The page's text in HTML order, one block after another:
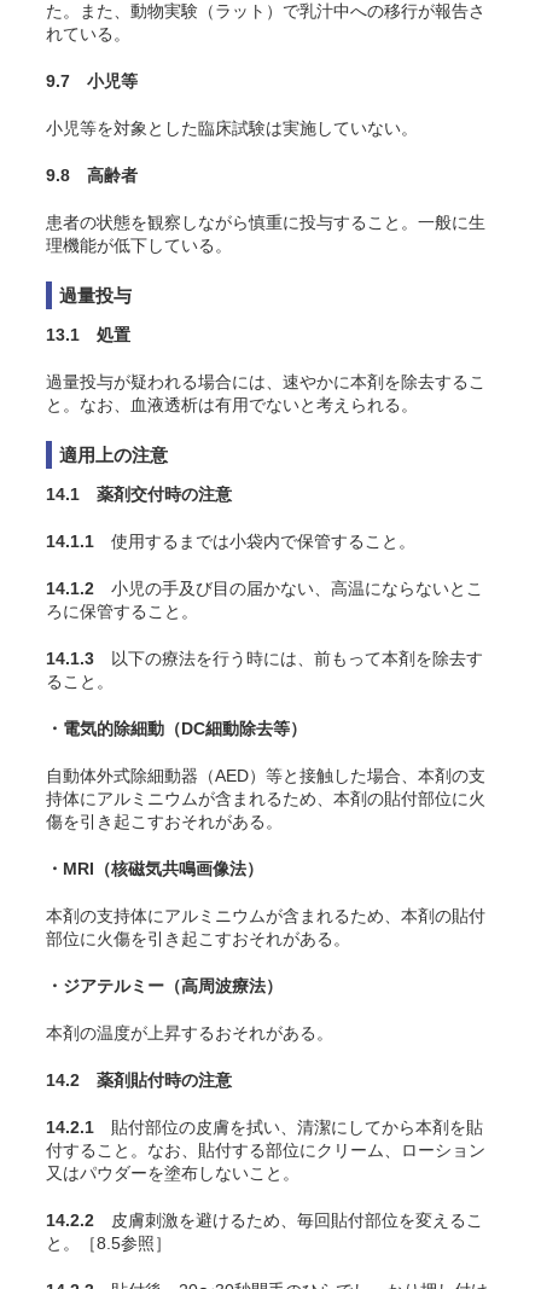
た 。また、動物実験（ラット）で乳汁中への移行が報告さ
れている 。
9.7 小児等
小児等を対象とした臨床試験は実施していない。
9.8 高齢者
患者の状態を観察しながら慎重に投与すること。一般に生
理機能が低下している。
過量投与
13.1 処置
過量投与が疑われる場合には、速やかに本剤を除去するこ
と。なお、血液透析は有用でないと考えられる。
適用上の注意
14.1 薬剤交付時の注意
14.1.1 使用するまでは小袋内で保管すること。
14.1.2 小児の手及び目の届かない、高温にならないとこ
ろに保管すること。
14.1.3 以下の療法を行う時には、前もって本剤を除去す
ること。
・電気的除細動（DC細動除去等）
自動体外式除細動器（AED）等と接触した場合、本剤の支
持体にアルミニウムが含まれるため、本剤の貼付部位に火
傷を引き起こすおそれがある。
・MRI（核磁気共鳴画像法）
本剤の支持体にアルミニウムが含まれるため、本剤の貼付
部位に火傷を引き起こすおそれがある。
・ジアテルミー（高周波療法）
本剤の温度が上昇するおそれがある。
14.2 薬剤貼付時の注意
14.2.1 貼付部位の皮膚を拭い、清潔にしてから本剤を貼
付すること。なお、貼付する部位にクリーム、ローション
又はパウダーを塗布しないこと。
14.2.2 皮膚刺激を避けるため、毎回貼付部位を変えるこ
と。［8.5参照］